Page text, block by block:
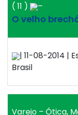
( 11 ) –
O velho
| 11-08-2014 |
Brasil
Varejo – Ótica,